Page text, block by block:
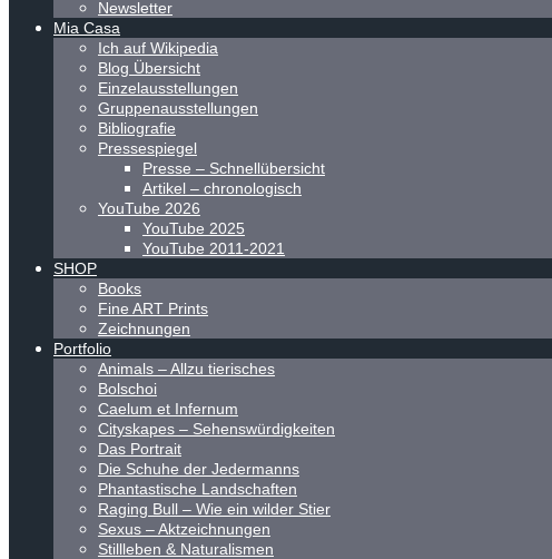
Newsletter
Mia Casa
Ich auf Wikipedia
Blog Übersicht
Einzelausstellungen
Gruppenausstellungen
Bibliografie
Pressespiegel
Presse – Schnellübersicht
Artikel – chronologisch
YouTube 2026
YouTube 2025
YouTube 2011-2021
SHOP
Books
Fine ART Prints
Zeichnungen
Portfolio
Animals – Allzu tierisches
Bolschoi
Caelum et Infernum
Cityskapes – Sehenswürdigkeiten
Das Portrait
Die Schuhe der Jedermanns
Phantastische Landschaften
Raging Bull – Wie ein wilder Stier
Sexus – Aktzeichnungen
Stillleben & Naturalismen